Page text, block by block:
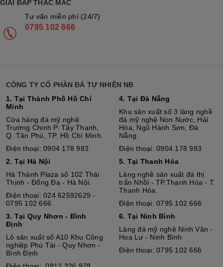
GIẢI ĐÁP THẮC MẮC
Tư vấn miễn phí (24/7)
0795 102 666
CÔNG TY CỔ PHẦN ĐÁ TỰ NHIÊN NB
1. Tại Thành Phố Hồ Chí
Minh
Cửa hàng đá mỹ nghệ
Trường Chinh P. Tây Thạnh,
Q. Tân Phú, TP. Hồ Chí Minh.
Điện thoại: 0904 178 983
2. Tại Hà Nội
Hà Thành Plaza số 102 Thái
Thịnh - Đống Đa - Hà Nội.
Điện thoại: 024 62592629 -
0795 102 666
3. Tại Quy Nhơn - Bình
Định
Lô sản xuất số A10 Khu Công
nghiệp Phú Tài - Quy Nhơn -
Bình Định
4. Tại Đà Nẵng
Khu sản xuất số 3 làng nghề
đá mỹ nghệ Non Nước, Hải
Hòa, Ngũ Hành Sơn, Đà
Nẵng.
Điện thoại: 0904 178 983
5. Tại Thanh Hóa
Làng nghề sản xuất đá thị
trấn Nhồi - TP.Thanh Hóa - T.
Thanh Hóa.
Điện thoại: 0795 102 666
6. Tại Ninh Bình
Làng đá mỹ nghệ Ninh Vân -
Hoa Lư - Ninh Bình
Điện thoại: 0795 102 666